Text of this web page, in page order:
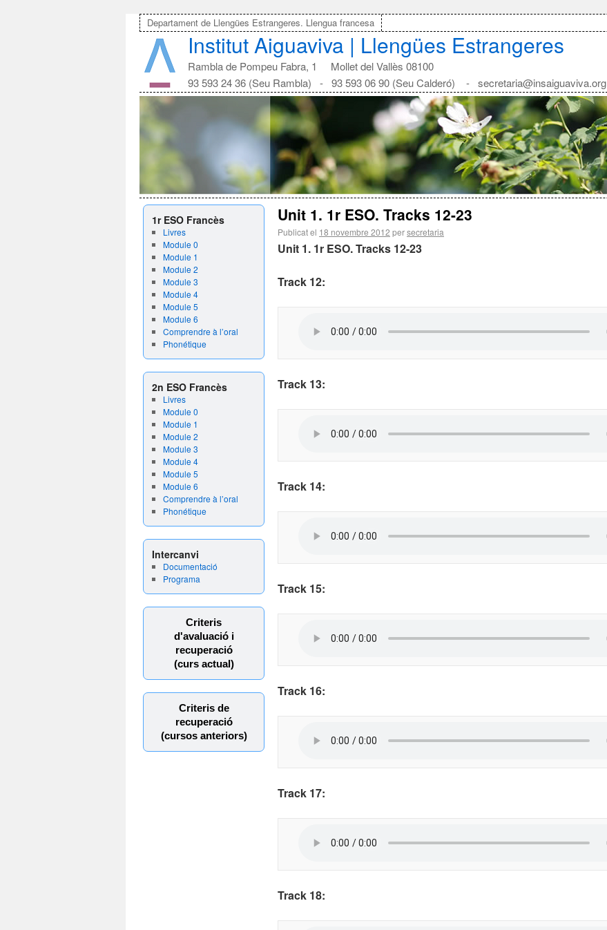
Departament de Llengües Estrangeres. Llengua francesa
Institut Aiguaviva | Llengües Estrangeres
Rambla de Pompeu Fabra, 1 Mollet del Vallès 08100
93 593 24 36 (Seu Rambla) - 93 593 06 90 (Seu Calderó) - secretaria@insaiguaviva.org
1r ESO Francès
Livres
Module 0
Module 1
Module 2
Module 3
Module 4
Module 5
Module 6
Comprendre à l’oral
Phonétique
2n ESO Francès
Livres
Module 0
Module 1
Module 2
Module 3
Module 4
Module 5
Module 6
Comprendre à l’oral
Phonétique
Intercanvi
Documentació
Programa
Criteris
d'avaluació i
recuperació
(curs actual)
Criteris de
recuperació
(cursos anteriors)
Unit 1. 1r ESO. Tracks 12-23
Publicat el 18 novembre 2012 persecretaria
Unit 1. 1r ESO. Tracks 12-23
Track 12:
Track 13:
Track 14:
Track 15:
Track 16:
Track 17:
Track 18: